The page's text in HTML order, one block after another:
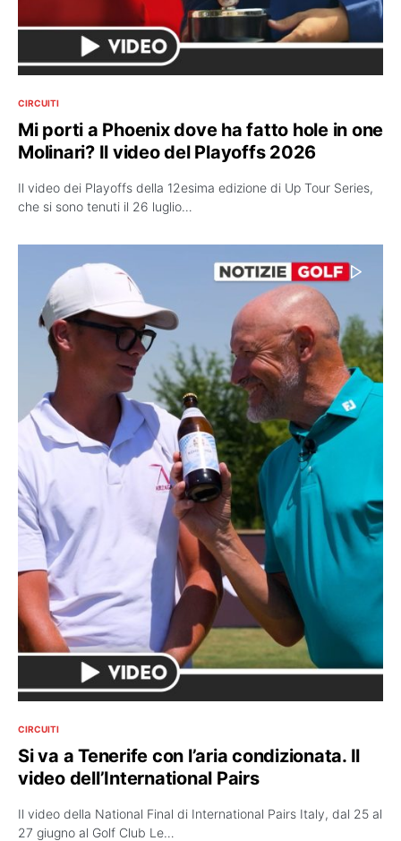
CIRCUITI
Mi porti a Phoenix dove ha fatto hole in one
Molinari? Il video del Playoffs 2026
Il video dei Playoffs della 12esima edizione di Up Tour Series,
che si sono tenuti il 26 luglio…
CIRCUITI
Si va a Tenerife con l’aria condizionata. Il
video dell’International Pairs
Il video della National Final di International Pairs Italy, dal 25 al
27 giugno al Golf Club Le…